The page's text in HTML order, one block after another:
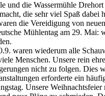
und die Wassermühle
die sehr viel Spaß dabei
die Vereidigung von
Mühlentag am 29.
waren wiederum alle
Menschen. Unsere rein
nicht zu folgen. Dies
erforderte ein
Unsere